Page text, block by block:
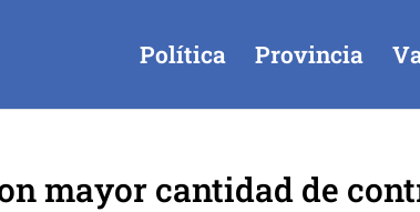
Política Provincia
mayor cantidad de